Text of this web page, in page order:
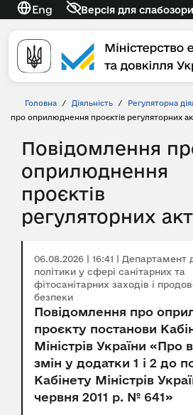
Eng Версія для
Головна / Діяльність / Регуляторна
про оприлюднення проєктів регуляторних
Повідомлення
оприлюднення
проєктів
регуляторних
06.08.2026 | 16:41 | Департамент
політики у сфері санітарних та
фітосанітарних заходів і
безпеки
Повідомлення про
проєкту постанови
Міністрів України «Про
змін у додатки 1 і 2 до
Кабінету Міністрів
червня 2011 р. № 641»